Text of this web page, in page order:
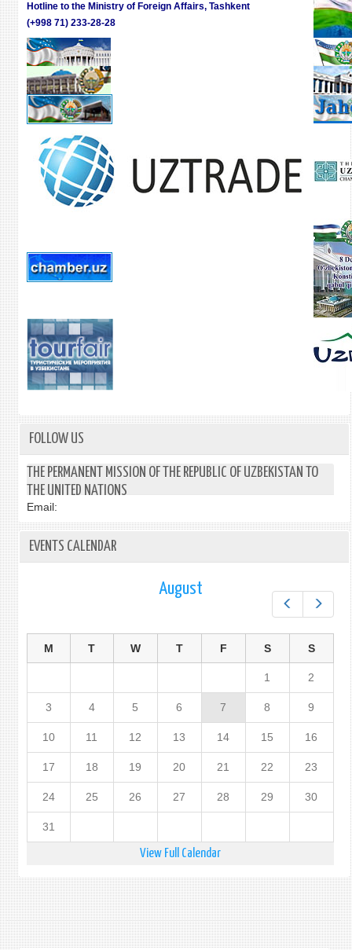
Hotline to the Ministry of Foreign Affairs, Tashkent
(+998 71) 233-28-28
FOLLOW US
THE PERMANENT MISSION OF THE REPUBLIC OF UZBEKISTAN TO
THE UNITED NATIONS
Email:
EVENTS CALENDAR
August
M T W T F S S
1 2
3 4 5 6 7 8 9
10 11 12 13 14 15 16
17 18 19 20 21 22 23
24 25 26 27 28 29 30
31
View Full Calendar